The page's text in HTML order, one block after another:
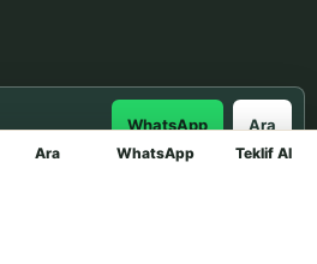
Ara WhatsApp Teklif Al
WhatsApp Ara